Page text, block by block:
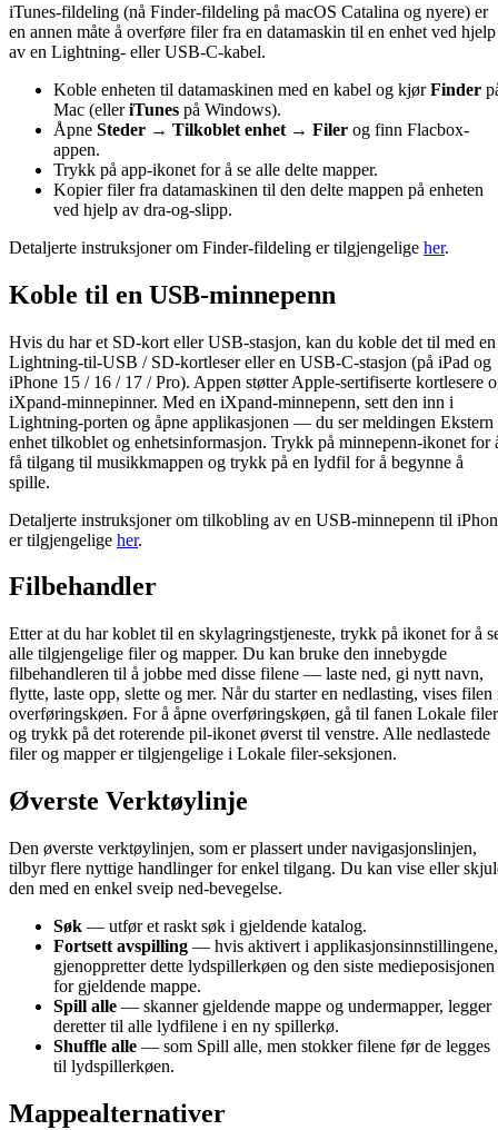
iTunes-fildeling (nå Finder-fildeling på macOS Catalina og nyere) er
en annen måte å overføre filer fra en datamaskin til en enhet ved hjelp
av en Lightning- eller USB-C-kabel.
Koble enheten til datamaskinen med en kabel og kjørFinder
Mac (elleriTunes på Windows).
Åpne Steder → Tilkoblet enhet → Filer og finn Flacbox-
appen.
Trykk på app-ikonet for å se alle delte mapper.
Kopier filer fra datamaskinen til den delte mappen på enheten
ved hjelp av dra-og-slipp.
Detaljerte instruksjoner om Finder-fildeling er tilgjengelige her.
Koble til en USB-minnepenn
Hvis du har et SD-kort eller USB-stasjon, kan du koble det til med en
Lightning-til-USB / SD-kortleser eller en USB-C-stasjon (på iPad og
iPhone 15 / 16 / 17 / Pro). Appen støtter Apple-sertifiserte kortlesere
iXpand-minnepinner. Med en iXpand-minnepenn, sett den inn i
Lightning-porten og åpne applikasjonen — du ser meldingen Ekstern
enhet tilkoblet og enhetsinformasjon. Trykk på minnepenn-ikonet for
få tilgang til musikkmappen og trykk på en lydfil for å begynne å
spille.
Detaljerte instruksjoner om tilkobling av en USB-minnepenn til
er tilgjengelige her.
Filbehandler
Etter at du har koblet til en skylagringstjeneste, trykk på ikonet for å
alle tilgjengelige filer og mapper. Du kan bruke den innebygde
filbehandleren til å jobbe med disse filene — laste ned, gi nytt navn,
flytte, laste opp, slette og mer. Når du starter en nedlasting, vises filen
overføringskøen. For å åpne overføringskøen, gå til fanen Lokale filer
og trykk på det roterende pil-ikonet øverst til venstre. Alle nedlastede
filer og mapper er tilgjengelige i Lokale filer-seksjonen.
Øverste Verktøylinje
Den øverste verktøylinjen, som er plassert under navigasjonslinjen,
tilbyr flere nyttige handlinger for enkel tilgang. Du kan vise eller
den med en enkel sveip ned-bevegelse.
Søk — utfør et raskt søk i gjeldende katalog.
Fortsett avspilling — hvis aktivert i applikasjonsinnstillingene,
gjenoppretter dette lydspillerkøen og den siste medieposisjonen
for gjeldende mappe.
Spill alle — skanner gjeldende mappe og undermapper, legger
deretter til alle lydfilene i en ny spillerkø.
Shuffle alle — som Spill alle, men stokker filene før de legges
til lydspillerkøen.
Mappealternativer